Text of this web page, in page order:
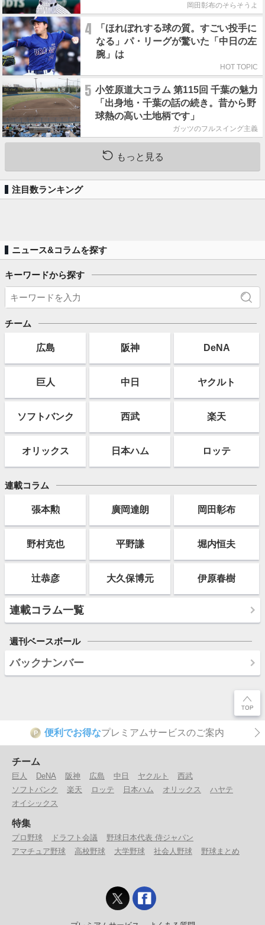
岡田彰布のそらそうよ
4
「ほれぼれする球の質。すごい投手に
なる」パ・リーグが驚いた「中日の左
腕」は
HOT TOPIC
5 小笠原道大コラム 第115回 千葉の魅力
「出身地・千葉の話の続き。昔から野
球熱の高い土地柄です」
ガッツのフルスイング主義
もっと見る
注目数ランキング
ニュース&コラムを探す
キーワードから探す
チーム
広島 阪神 DeNA
巨人 中日 ヤクルト
ソフトバンク 西武 楽天
オリックス 日本ハム ロッテ
連載コラム
張本勲 廣岡達朗 岡田彰布
野村克也 平野謙 堀内恒夫
辻恭彦 大久保博元 伊原春樹
連載コラム一覧
週刊ベースボール
バックナンバー
P 便利でお得なプレミアムサービスのご案内
チーム
巨人 DeNA 阪神 広島 中日 ヤクルト
西武
ソフトバンク
楽天 ロッテ 日本ハム オリックス
ハヤテ
オイシックス
特集
プロ野球 ドラフト会議
野球日本代表 侍ジャパン
アマチュア野球
高校野球 大学野球 社会人野球 野球まとめ